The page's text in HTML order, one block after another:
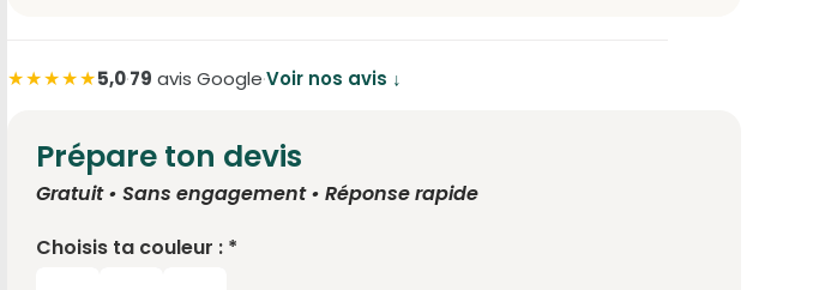
★★★★★5,0·79 avis Google·Voir nos avis ↓
Prépare ton devis
Gratuit • Sans engagement • Réponse rapide
Choisis ta couleur : *